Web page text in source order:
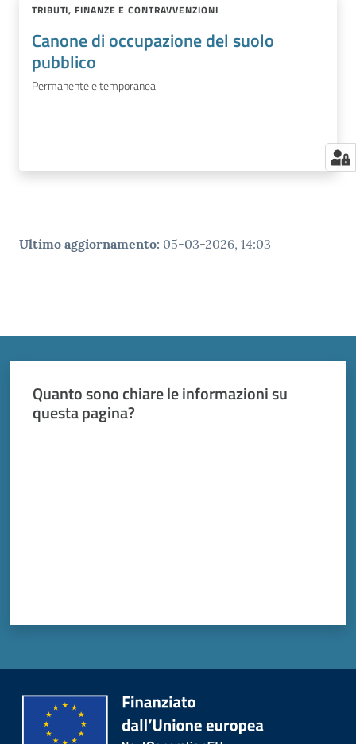
TRIBUTI, FINANZE E CONTRAVVENZIONI
Canone di occupazione del suolo
pubblico
Permanente e temporanea
Ultimo aggiornamento: 05-03-2026, 14:03
Quanto sono chiare le informazioni su
questa pagina?